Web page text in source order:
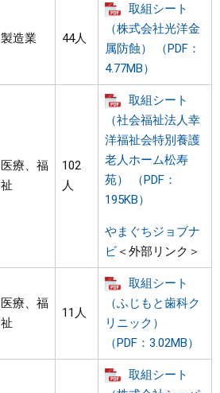
製造業 44人
取組シート
（株式会社光洋金
属防蝕） （PDF：
4.77MB）
医療、福
祉
102
人
取組シート
（社会福祉法人幸
洋福祉会特別養護
老人ホーム松寿
苑） （PDF：
195KB）
やまぐちジョブナ
ビ＜外部リンク＞
医療、福
祉
11人
取組シート
（ふじもと歯科ク
リニック）
（PDF：3.02MB）
取組シート